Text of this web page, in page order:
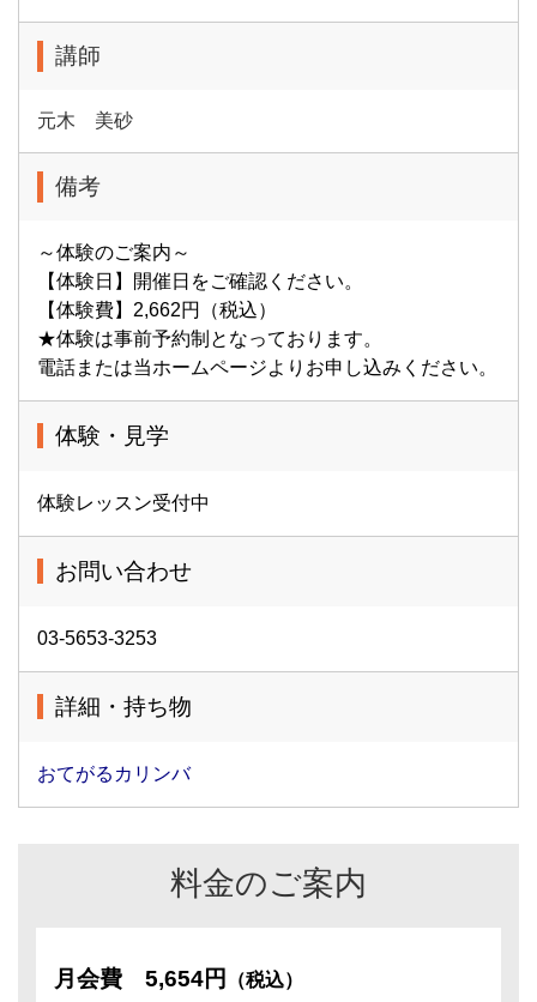
講師
元木 美砂
備考
～体験のご案内～
【体験日】開催日をご確認ください。
【体験費】2,662円（税込）
★体験は事前予約制となっております。
電話または当ホームページよりお申し込みください。
体験・見学
体験レッスン受付中
お問い合わせ
03-5653-3253
詳細・持ち物
おてがるカリンバ
料金のご案内
月会費 5,654円 （税込）